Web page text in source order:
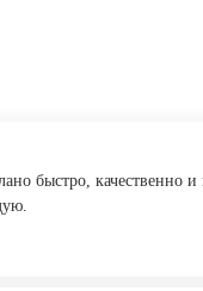
быстро, качественно